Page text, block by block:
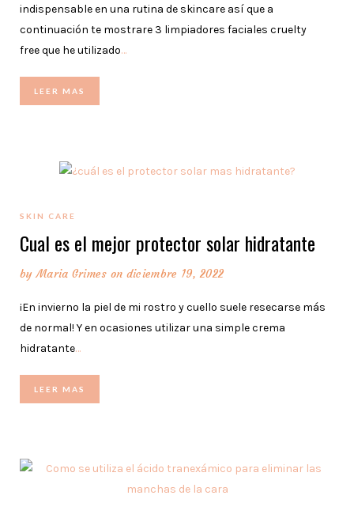
indispensable en una rutina de skincare así que a
continuación te mostrare 3 limpiadores faciales cruelty
free que he utilizado…
LEER MAS
SKIN CARE
Cual es el mejor protector solar hidratante
byMaria Grimes on diciembre 19, 2022
¡En invierno la piel de mi rostro y cuello suele resecarse más
de normal! Y en ocasiones utilizar una simple crema
hidratante…
LEER MAS